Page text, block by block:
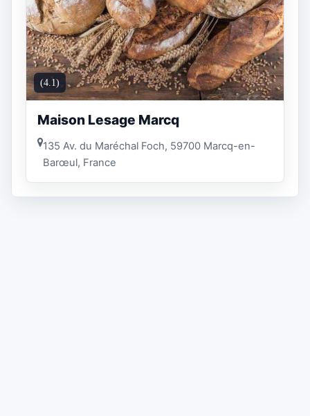
(4.1)
Maison Lesage Marcq
135 Av. du Maréchal Foch, 59700 Marcq-en-
Barœul, France